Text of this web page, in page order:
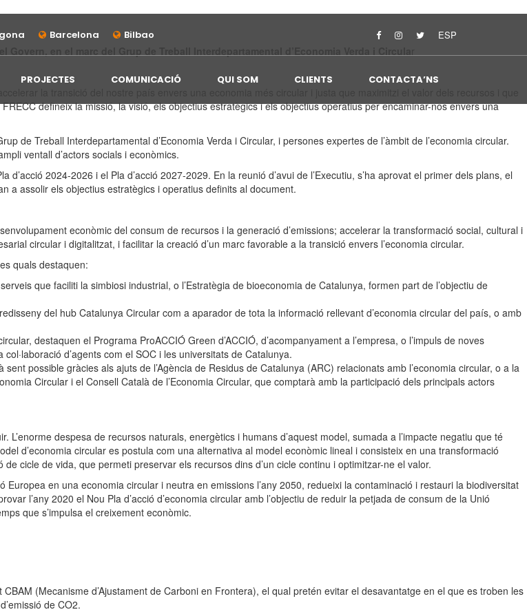
Barcelona Bilbao ESP
PROJECTES COMUNICACIÓ QUI SOM CLIENTS CONTACTA’NS
la transició del nostre país envers una economia més circular i justa que maximitzi el valor dels recursos i que
defineix la missió, la visió, els objectius estratègics i els objectius operatius per encaminar-nos envers una
de Treball Interdepartamental d’Economia Verda i Circular, i persones expertes de l’àmbit de l’economia circular.
ventall d’actors socials i econòmics.
2024-2026 i el Pla d’acció 2027-2029. En la reunió d’avui de l’Executiu, s’ha aprovat el primer dels plans, el
a assolir els objectius estratègics i operatius definits al document.
econòmic del consum de recursos i la generació d’emissions; accelerar la transformació social, cultural i
circular i digitalitzat, i facilitar la creació d’un marc favorable a la transició envers l’economia circular.
quals destaquen:
que faciliti la simbiosi industrial, o l’Estratègia de bioeconomia de Catalunya, formen part de l’objectiu de
del hub Catalunya Circular com a aparador de tota la informació rellevant d’economia circular del país, o amb
destaquen el Programa ProACCIÓ Green d’ACCIÓ, d’acompanyament a l’empresa, o l’impuls de noves
d’agents com el SOC i les universitats de Catalunya.
possible gràcies als ajuts de l’Agència de Residus de Catalunya (ARC) relacionats amb l’economia circular, o a la
Circular i el Consell Català de l’Economia Circular, que comptarà amb la participació dels principals actors
despesa de recursos naturals, energètics i humans d’aquest model, sumada a l’impacte negatiu que té
d’economia circular es postula com una alternativa al model econòmic lineal i consisteix en una transformació
cicle de vida, que permeti preservar els recursos dins d’un cicle continu i optimitzar-ne el valor.
en una economia circular i neutra en emissions l’any 2050, redueixi la contaminació i restauri la biodiversitat
l’any 2020 el Nou Pla d’acció d’economia circular amb l’objectiu de reduir la petjada de consum de la Unió
que s’impulsa el creixement econòmic.
(Mecanisme d’Ajustament de Carboni en Frontera), el qual pretén evitar el desavantatge en el que es troben les
de CO2.